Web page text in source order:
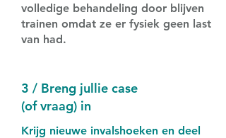
volledige behandeling door blijven
trainen omdat ze er fysiek geen last
van had.
3 / Breng jullie case
(of vraag) in
Krijg nieuwe invalshoeken en deel